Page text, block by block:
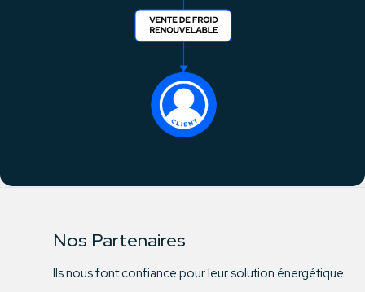
Nos Partenaires
Ils nous font confiance pour leur solution énergétique